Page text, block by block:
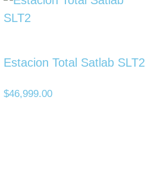
Estacion Total Satlab SLT2
$46,999.00